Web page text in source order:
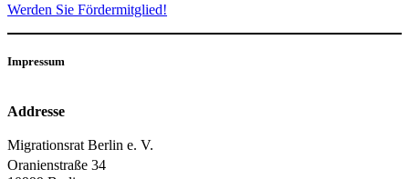
Werden Sie Fördermitglied!
Impressum
Addresse
Migrationsrat Berlin e. V.
Oranienstraße 34